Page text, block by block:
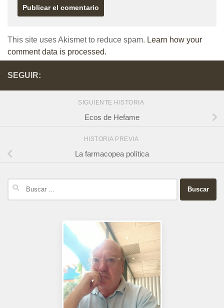
This site uses Akismet to reduce spam. Learn how your
comment data is processed.
SEGUIR:
SIGUIENTE HISTORIA
Ecos de Hefame
HISTORIA PREVIA
La farmacopea política
Buscar: